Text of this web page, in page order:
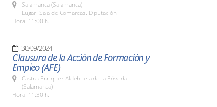
Salamanca (Salamanca)
Lugar: Sala de Comarcas. Diputación
Hora: 11:00 h.
30/09/2024
Clausura de la Acción de Formación y
Empleo (AFE)
Castro Enriquez Aldehuela de la Bóveda
(Salamanca)
Hora: 11:30 h.